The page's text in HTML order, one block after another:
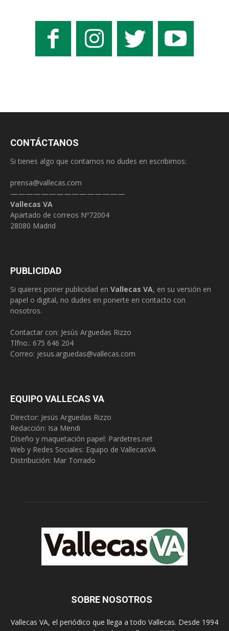
CONTÁCTANOS
Si tienes algo que contarnos no dudes en escribirnos:
prensa@vallecas.com
———————————————
Vallecas VA
Apartado de correos Nº72004
28080 Madrid
PUBLICIDAD
Si quieres poner publicidad en Vallecas VA, en su versión en
papel o digital, no dudes en ponerte en contacto con
nosotros.
Contactar con: Jesús Arguedas Rizzo
Tlfno.: 675 646 204
Correo: jesus.arguedas@vallecas.com
EQUIPO VALLECAS VA
Director: Jesús Arguedas Rizzo
Redacción: Isa Mendi
Diseño y maquetación papel: Pardetres.net
Web y Redes Sociales: Equipo de VallecasVA
Distribución: Mar Torrado
SOBRE NOSOTROS
Vallecas VA, el periódico que llega a todo Vallecas. Desde 1994